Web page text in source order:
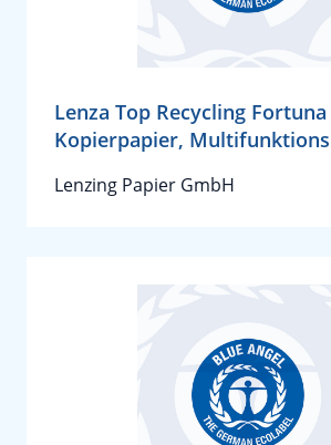
Lenza Top Recycling Fortuna
Kopierpapier,
Lenzing Papier GmbH